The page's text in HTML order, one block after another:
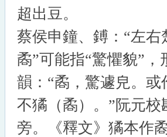
超出豆。
蔡侯申鐘、鎛：“左
矞”可能指“驚懼貌”
韻：“矞，驚遽皃。或
不獝（矞）。”阮元校
旁。《釋文》獝本作